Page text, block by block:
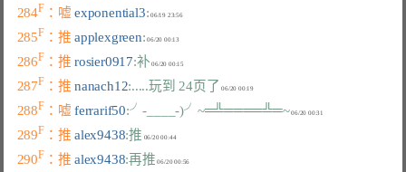
284F ：嘘 exponential3: 06/19 23:56
285F ：推 applexgreen: 06/20 00:13
286F ：推 rosier0917:补 06/20 00:15
287F ：推 nanach12:.....玩到 24页了 06/20 00:19
288F ：嘘 ferrarif50:╯-____-)╯~═╩════╩═~
289F ：推 alex9438:推 06/20 00:44
290F ：推 alex9438:再推